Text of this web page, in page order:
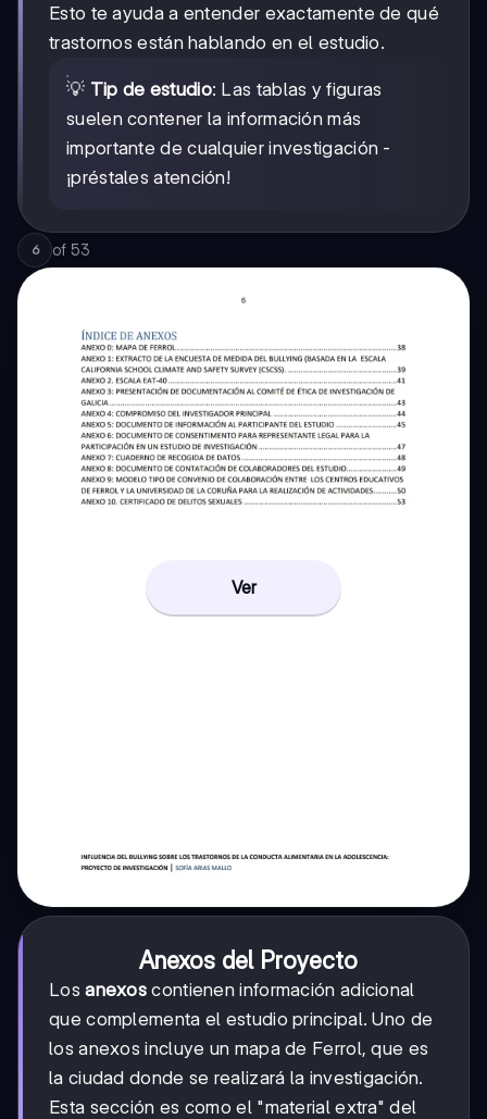
Esto te ayuda a entender exactamente de qué
trastornos están hablando en el estudio.
💡 Tip de estudio: Las tablas y figuras
suelen contener la información más
importante de cualquier investigación -
¡préstales atención!
6 of 53
Ver
Anexos del Proyecto
Losanexos contienen información adicional
que complementa el estudio principal. Uno de
los anexos incluye un mapa de Ferrol, que es
la ciudad donde se realizará la investigación.
Esta sección es como el "material extra" del